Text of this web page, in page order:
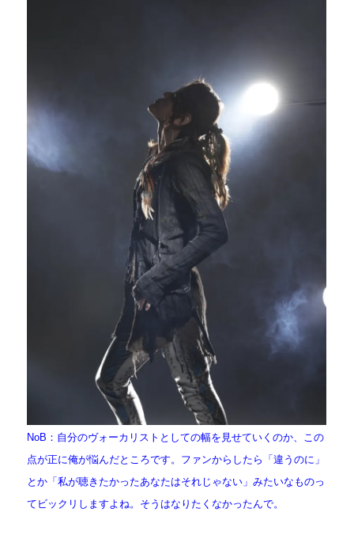
NoB：自分のヴォーカリストとしての幅を見せていくのか、この
点が正に俺が悩んだところです。ファンからしたら「違うのに」
とか「私が聴きたかったあなたはそれじゃない」みたいなものっ
てビックリしますよね。そうはなりたくなかったんで。